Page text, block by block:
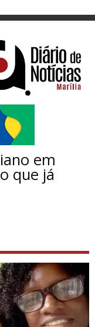
em
que já